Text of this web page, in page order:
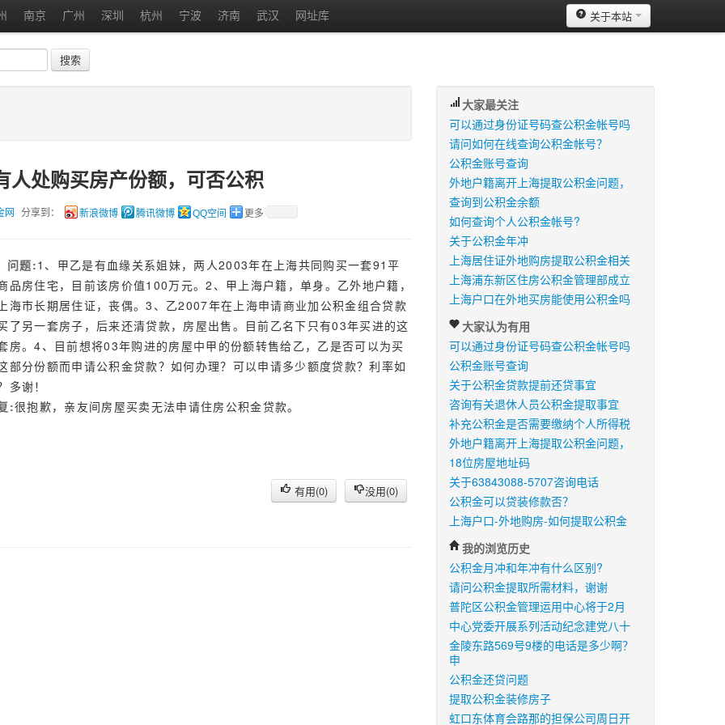
关于本站
南京 广州 深圳 杭州 宁波 济南 武汉 网址库
搜索
人处购买房产份额，可否公积
网 分享到： 新浪微博 腾讯微博 QQ空间 更多
问题:1、甲乙是有血缘关系姐妹，两人2003年在上海共同购买一套91平
品房住宅，目前该房价值100万元。2、甲上海户籍，单身。乙外地户籍，
海市长期居住证，丧偶。3、乙2007年在上海申请商业加公积金组合贷款
了另一套房子，后来还清贷款，房屋出售。目前乙名下只有03年买进的这
房。4、目前想将03年购进的房屋中甲的份额转售给乙，乙是否可以为买
部分份额而申请公积金贷款？如何办理？可以申请多少额度贷款？利率如
多谢！
:很抱歉，亲友间房屋买卖无法申请住房公积金贷款。
有用(0) 没用(0)
大家最关注
可以通过身份证号码查公积金帐号吗
请问如何在线查询公积金帐号？
公积金账号查询
外地户籍离开上海提取公积金问题，
查询到公积金余额
如何查询个人公积金帐号?
关于公积金年冲
上海居住证外地购房提取公积金相关
上海浦东新区住房公积金管理部成立
上海户口在外地买房能使用公积金吗
大家认为有用
可以通过身份证号码查公积金帐号吗
公积金账号查询
关于公积金贷款提前还贷事宜
咨询有关退休人员公积金提取事宜
补充公积金是否需要缴纳个人所得税
外地户籍离开上海提取公积金问题，
18位房屋地址码
关于63843088-5707咨询电话
公积金可以贷装修款否？
上海户口-外地购房-如何提取公积金
我的浏览历史
公积金月冲和年冲有什么区别?
请问公积金提取所需材料，谢谢
普陀区公积金管理运用中心将于2月
中心党委开展系列活动纪念建党八十
金陵东路569号9楼的电话是多少啊？
申
公积金还贷问题
提取公积金装修房子
虹口东体育会路那的担保公司周日开